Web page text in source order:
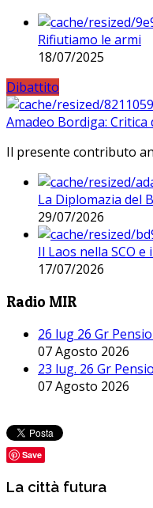
Rifiutiamo le armi
18/07/2025
Dibattito
Amadeo Bordiga:
Il presente contributo
La Diplomazia del
29/07/2026
Il Laos nella SCO
17/07/2026
Radio MIR
26 lug 26 Gr
07 Agosto 2026
23 lug. 26 Gr
07 Agosto 2026
Save
La città futura